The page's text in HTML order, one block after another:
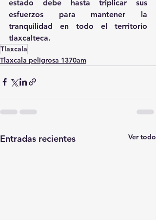
estado debe hasta triplicar sus
esfuerzos para mantener la
tranquilidad en todo el territorio
tlaxcalteca.
Tlaxcala
Tlaxcala peligrosa 1370am
Entradas recientes Ver todo